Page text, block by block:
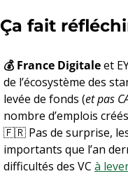
Ça fait
💰 France Digitale et
de l’écosystème des
levée de fonds (et pas
nombre d’emplois
🇫🇷 Pas de surprise,
importants que l’an
difficultés des VC à